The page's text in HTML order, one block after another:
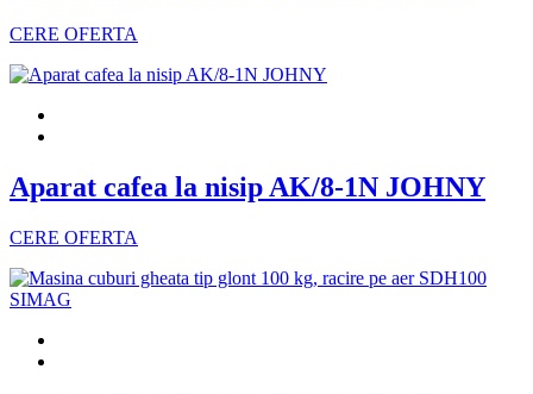
CERE OFERTA
Aparat cafea la nisip AK/8-1N JOHNY
CERE OFERTA